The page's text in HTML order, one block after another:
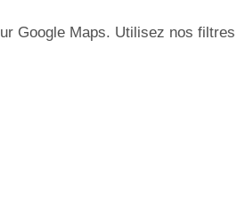
Google Maps. Utilisez nos